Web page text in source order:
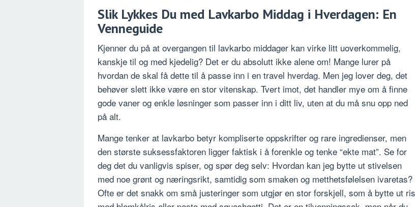
Slik Lykkes Du med Lavkarbo Middag i Hverdagen: En
Venneguide
Kjenner du på at overgangen til lavkarbo middager kan virke litt uoverkommelig,
kanskje til og med kjedelig? Det er du absolutt ikke alene om! Mange lurer på
hvordan de skal få dette til å passe inn i en travel hverdag. Men jeg lover deg, det
behøver slett ikke være en stor vitenskap. Tvert imot, det handler mye om å finne
gode vaner og enkle løsninger som passer inn i ditt liv, uten at du må snu opp ned
på alt.
Mange tenker at lavkarbo betyr kompliserte oppskrifter og rare ingredienser, men
den største suksessfaktoren ligger faktisk i å forenkle og tenke “ekte mat”. Se for
deg det du vanligvis spiser, og spør deg selv: Hvordan kan jeg bytte ut stivelsen
med noe grønt og næringsrikt, samtidig som smaken og metthetsfølelsen ivaretas?
Ofte er det snakk om små justeringer som utgjør en stor forskjell, som å bytte ut ris